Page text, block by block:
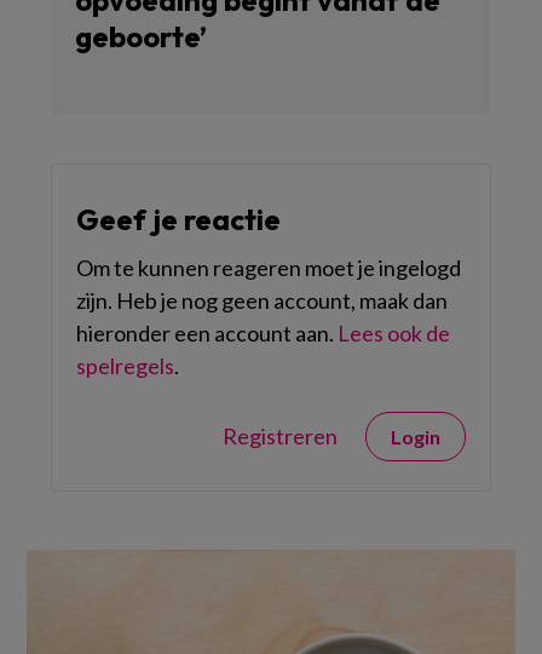
geboorte’
Geef je reactie
Om te kunnen reageren moet je ingelogd
zijn. Heb je nog geen account, maak dan
hieronder een account aan. Lees ook de
spelregels.
Registreren Login